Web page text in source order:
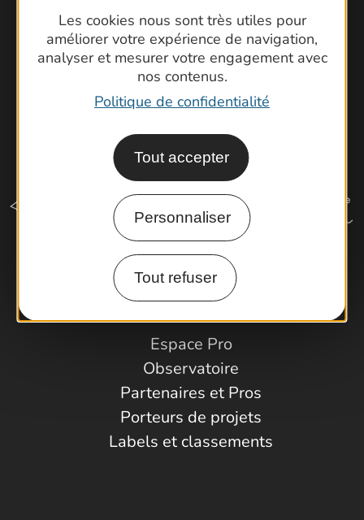
Les cookies nous sont très utiles pour
améliorer votre expérience de navigation,
analyser et mesurer votre engagement avec
nos contenus.
Politique de confidentialité
Tout accepter
Personnaliser
Tout refuser
Latitude Gard
Comment venir ?
Espace Pro
Observatoire
Partenaires et Pros
Porteurs de projets
Labels et classements